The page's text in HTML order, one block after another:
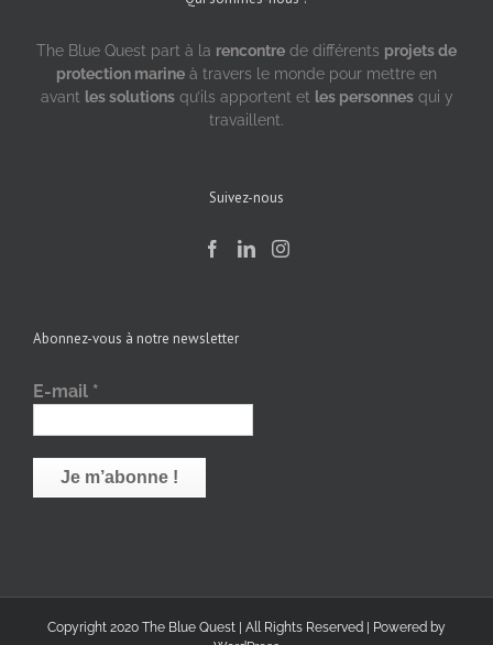
The Blue Quest part à la rencontre de différents projets de
protection marine à travers le monde pour mettre en
avant les solutionsqu’ils apportent et les personnesqui y
travaillent.
Suivez-nous
Abonnez-vous à notre newsletter
E-mail *
Copyright 2020 The Blue Quest | All Rights Reserved | Powered by